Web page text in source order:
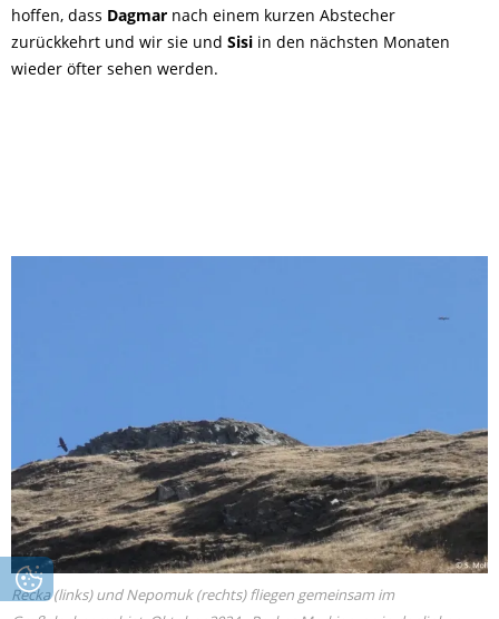
hoffen, dass Dagmar nach einem kurzen Abstecher
zurückkehrt und wir sie und Sisi in den nächsten Monaten
wieder öfter sehen werden.
Recka (links) und Nepomuk (rechts) fliegen gemeinsam im